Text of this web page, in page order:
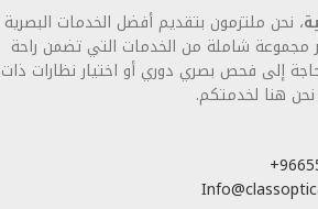
، نحن ملتزمون بتقديم أفضل الخدمات البصرية
مجموعة شاملة من الخدمات التي تضمن راحة
إلى فحص بصري دوري أو اختيار نظارات ذات
هنا لخدمتكم.